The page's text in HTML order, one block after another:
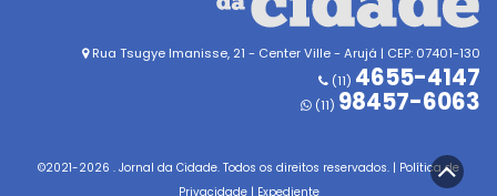
Rua Tsugye Imanisse, 21 - Center Ville - Arujá | CEP: 07401-130
(11) 4655-4147
(11) 98457-6063
©2021-2026 . Jornal da Cidade. Todos os direitos reservados. | Política de
Privacidade| Expediente